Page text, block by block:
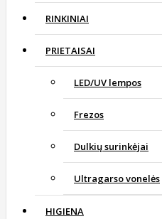
RINKINIAI
PRIETAISAI
LED/UV lempos
Frezos
Dulkių surinkėjai
Ultragarso vonelės
HIGIENA